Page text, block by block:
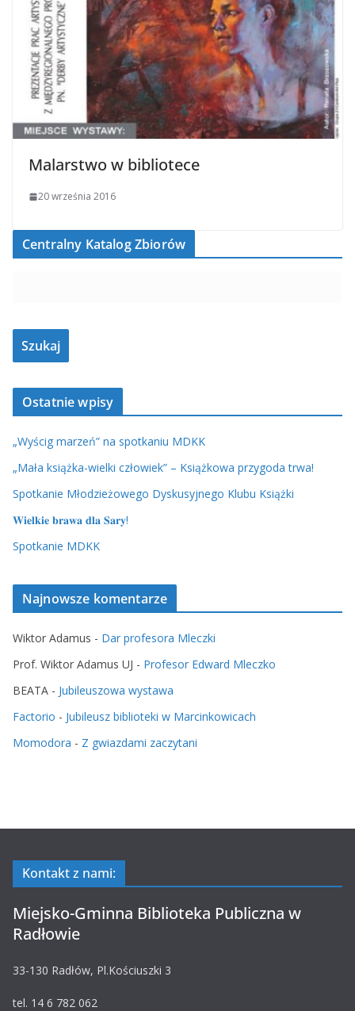
Malarstwo w bibliotece
20 września 2016
Centralny Katalog Zbiorów
Ostatnie wpisy
„Wyścig marzeń” na spotkaniu MDKK
„Mała książka-wielki człowiek” – Książkowa przygoda trwa!
Spotkanie Młodzieżowego Dyskusyjnego Klubu Książki
𝐖𝐢𝐞𝐥𝐤𝐢𝐞 𝐛𝐫𝐚𝐰𝐚 𝐝𝐥𝐚 𝐒𝐚𝐫𝐲!
Spotkanie MDKK
Najnowsze komentarze
Wiktor Adamus - Dar profesora Mleczki
Prof. Wiktor Adamus UJ - Profesor Edward Mleczko
BEATA - Jubileuszowa wystawa
Factorio - Jubileusz biblioteki w Marcinkowicach
Momodora - Z gwiazdami zaczytani
Kontakt z nami:
Miejsko-Gminna Biblioteka Publiczna w
Radłowie
33-130 Radłów, Pl.Kościuszki 3
tel. 14 6 782 062